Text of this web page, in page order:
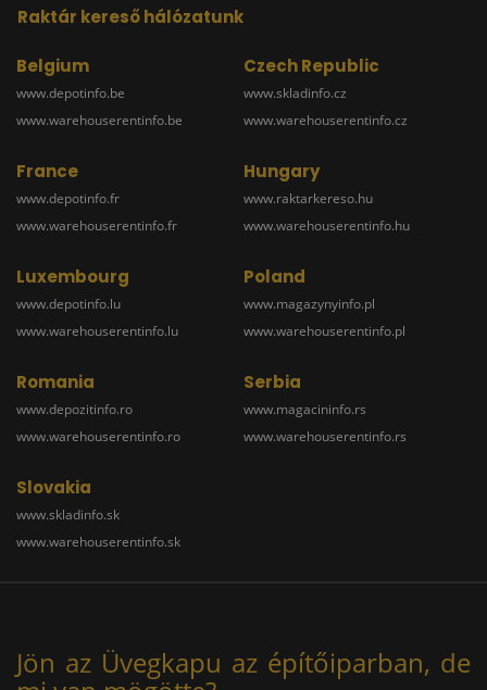
Raktár kereső hálózatunk
Belgium
www.depotinfo.be
www.warehouserentinfo.be
Czech Republic
www.skladinfo.cz
www.warehouserentinfo.cz
France
www.depotinfo.fr
www.warehouserentinfo.fr
Hungary
www.raktarkereso.hu
www.warehouserentinfo.hu
Luxembourg
www.depotinfo.lu
www.warehouserentinfo.lu
Poland
www.magazynyinfo.pl
www.warehouserentinfo.pl
Romania
www.depozitinfo.ro
www.warehouserentinfo.ro
Serbia
www.magacininfo.rs
www.warehouserentinfo.rs
Slovakia
www.skladinfo.sk
www.warehouserentinfo.sk
Jön az Üvegkapu az építőiparban, de